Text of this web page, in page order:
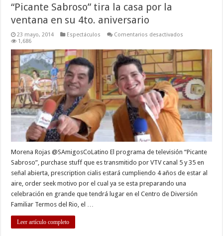
“Picante Sabroso” tira la casa por la
ventana en su 4to. aniversario
23 mayo, 2014 Espectáculos Comentarios desactivados
tira
la
por
la
ventana
en
su
4to.
aniversario
1,686
Morena Rojas @SAmigosCoLatino El programa de televisión “Picante
Sabroso”, purchase stuff que es transmitido por VTV canal 5 y 35 en
señal abierta, prescription cialis estará cumpliendo 4 años de estar al
aire, order seek motivo por el cual ya se esta preparando una
celebración en grande que tendrá lugar en el Centro de Diversión
Familiar Termos del Rio, el …
Leer artículo completo